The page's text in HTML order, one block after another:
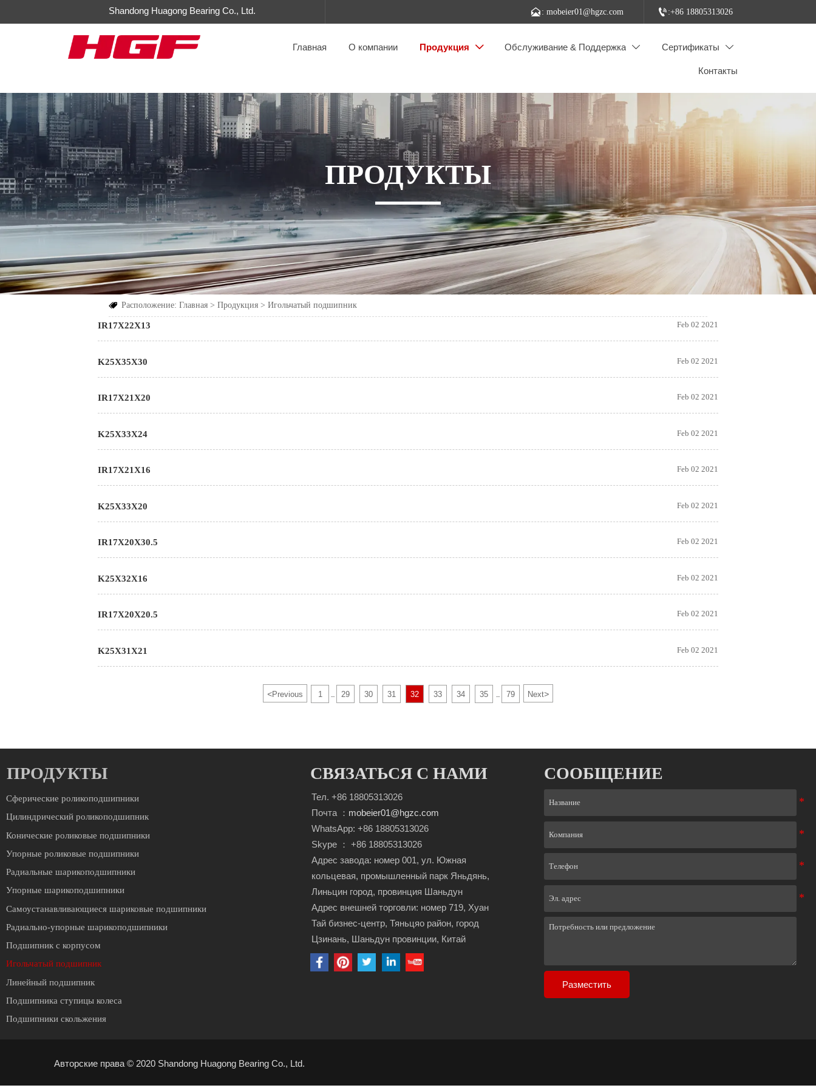
Shandong Huagong Bearing Co., Ltd. : mobeier01@hgzc.com :+86 18805313026
Главная О компании Продукция  Обслуживание & Поддержка  Сертификаты 
Контакты
ПРОДУКТЫ
 Расположение:Главная >Продукция >Игольчатый подшипник
IR17X22X13 Feb 02 2021
K25X35X30 Feb 02 2021
IR17X21X20 Feb 02 2021
K25X33X24 Feb 02 2021
IR17X21X16 Feb 02 2021
K25X33X20 Feb 02 2021
IR17X20X30.5 Feb 02 2021
K25X32X16 Feb 02 2021
IR17X20X20.5 Feb 02 2021
K25X31X21 Feb 02 2021
<Previous 1 29 30 31 32 33 34 35 79 Next>
ПРОДУКТЫ
Сферические роликоподшипники
Цилиндрический роликоподшипник
Конические роликовые подшипники
Упорные роликовые подшипники
Радиальные шарикоподшипники
Упорные шарикоподшипники
Cамоустанавливающиеся шариковые подшипники
Радиально-упорные шарикоподшипники
Подшипник с корпусом
Игольчатый подшипник
Линейный подшипник
Подшипника ступицы колеса
Подшипники скольжения
СВЯЗАТЬСЯ С НАМИ
Тел. +86 18805313026
Почта ： mobeier01@hgzc.com
WhatsApp: +86 18805313026
Skype ： +86 18805313026
Адрес завода: номер 001, ул. Южная
кольцевая, промышленный парк Яньдянь,
Линьцин город, провинция Шаньдун
Адрес внешней торговли: номер 719, Хуан
Тай бизнес-центр, Тяньцяо район, город
Цзинань, Шаньдун провинции, Китай
СООБЩЕНИЕ
Разместить
Авторские права © 2020 Shandong Huagong Bearing Co., Ltd.